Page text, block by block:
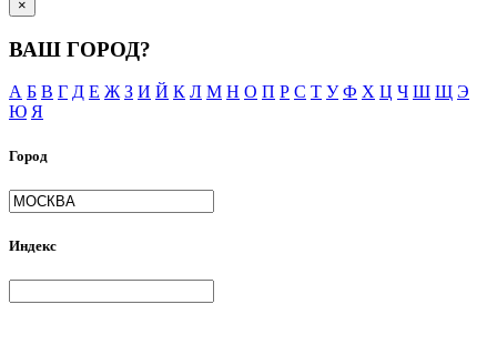
×
ВАШ ГОРОД?
А Б В Г Д Е Ж З И Й К Л М Н О П Р С Т У Ф Х Ц Ч Ш Щ Э
Ю Я
Город
Индекс